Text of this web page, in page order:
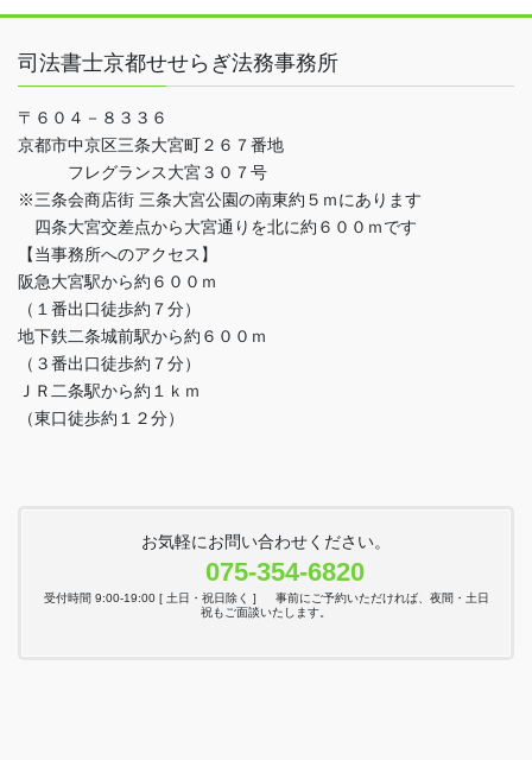
司法書士京都せせらぎ法務事務所
〒６０４－８３３６
京都市中京区三条大宮町２６７番地
フレグランス大宮３０７号
※三条会商店街 三条大宮公園の南東約５ｍにあります
四条大宮交差点から大宮通りを北に約６００ｍです
【当事務所へのアクセス】
阪急大宮駅から約６００ｍ
（１番出口徒歩約７分）
地下鉄二条城前駅から約６００ｍ
（３番出口徒歩約７分）
ＪＲ二条駅から約１ｋｍ
（東口徒歩約１２分）
お気軽にお問い合わせください。
075-354-6820
受付時間 9:00-19:00 [ 土日・祝日除く ] 事前にご予約いただければ、夜間・土日
祝もご面談いたします。